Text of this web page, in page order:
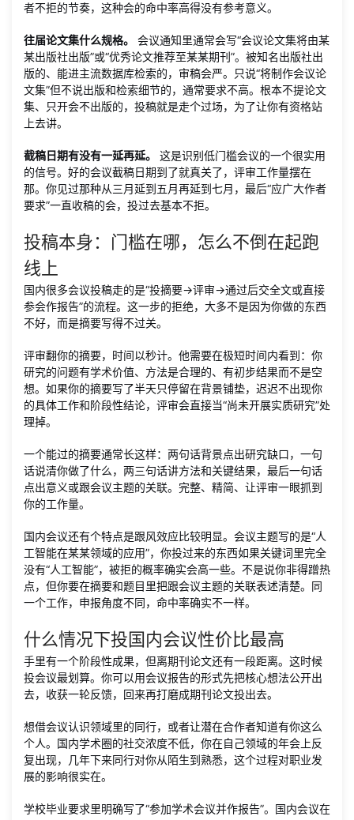
者不拒的节奏，这种会的命中率高得没有参考意义。
往届论文集什么规格。
会议通知里通常会写“会议论文集将由某
某出版社出版”或“优秀论文推荐至某某期刊”。被知名出版社出
版的、能进主流数据库检索的，审稿会严。只说“将制作会议论
文集”但不说出版和检索细节的，通常要求不高。根本不提论文
集、只开会不出版的，投稿就是走个过场，为了让你有资格站
上去讲。
截稿日期有没有一延再延。
这是识别低门槛会议的一个很实用
的信号。好的会议截稿日期到了就真关了，评审工作量摆在
那。你见过那种从三月延到五月再延到七月，最后“应广大作者
要求”一直收稿的会，投过去基本不拒。
投稿本身：门槛在哪，怎么不倒在起跑
线上
国内很多会议投稿走的是“投摘要→评审→通过后交全文或直接
参会作报告”的流程。这一步的拒绝，大多不是因为你做的东西
不好，而是摘要写得不过关。
评审翻你的摘要，时间以秒计。他需要在极短时间内看到：你
研究的问题有学术价值、方法是合理的、有初步结果而不是空
想。如果你的摘要写了半天只停留在背景铺垫，迟迟不出现你
的具体工作和阶段性结论，评审会直接当“尚未开展实质研究”处
理掉。
一个能过的摘要通常长这样：两句话背景点出研究缺口，一句
话说清你做了什么，两三句话讲方法和关键结果，最后一句话
点出意义或跟会议主题的关联。完整、精简、让评审一眼抓到
你的工作量。
国内会议还有个特点是跟风效应比较明显。会议主题写的是“人
工智能在某某领域的应用”，你投过来的东西如果关键词里完全
没有“人工智能”，被拒的概率确实会高一些。不是说你非得蹭热
点，但你要在摘要和题目里把跟会议主题的关联表述清楚。同
一个工作，申报角度不同，命中率确实不一样。
什么情况下投国内会议性价比最高
手里有一个阶段性成果，但离期刊论文还有一段距离。这时候
投会议最划算。你可以用会议报告的形式先把核心想法公开出
去，收获一轮反馈，回来再打磨成期刊论文投出去。
想借会议认识领域里的同行，或者让潜在合作者知道有你这么
个人。国内学术圈的社交浓度不低，你在自己领域的年会上反
复出现，几年下来同行对你从陌生到熟悉，这个过程对职业发
展的影响很实在。
学校毕业要求里明确写了“参加学术会议并作报告”。国内会议在